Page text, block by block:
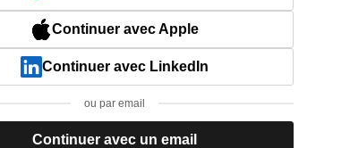
Continuer avec Apple
Continuer avec LinkedIn
ou par email
Continuer avec un email